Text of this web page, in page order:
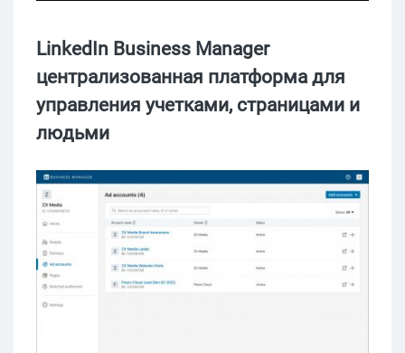
LinkedIn Business Manager
централизованная платформа для
управления учетками, страницами и
людьми